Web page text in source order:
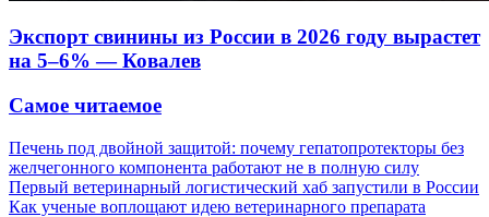
Экспорт свинины из России в 2026 году вырастет
на 5–6% — Ковалев
Самое читаемое
Печень под двойной защитой: почему гепатопротекторы без
желчегонного компонента работают не в полную силу
Первый ветеринарный логистический хаб запустили в России
Как ученые воплощают идею ветеринарного препарата